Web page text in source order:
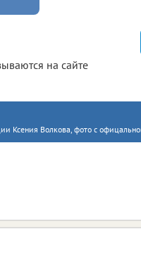
на сайте
Ксения Волкова, фото с